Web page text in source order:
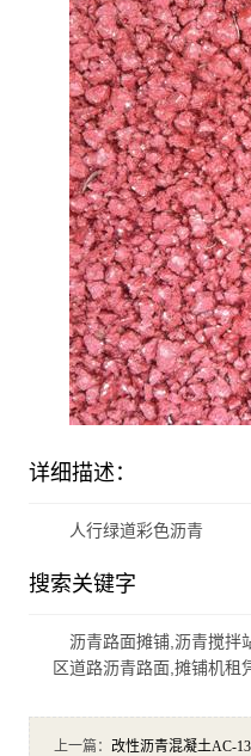
详细描述：
人行绿道彩色沥青
搜索关键字
沥青路面摊铺,沥青搅拌
区道路沥青路面,摊铺机租
上一篇： 改性沥青混凝土AC-13